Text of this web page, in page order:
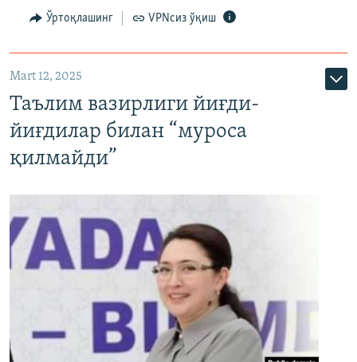
Ўртоқлашинг VPNсиз ўқиш
Mart 12, 2025
Таълим вазирлиги йиғди-
йиғдилар билан “муроса
қилмайди”